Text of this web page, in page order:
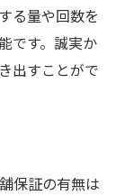
る量や回数を
です。誠実か
出すことがで
保証の有無は